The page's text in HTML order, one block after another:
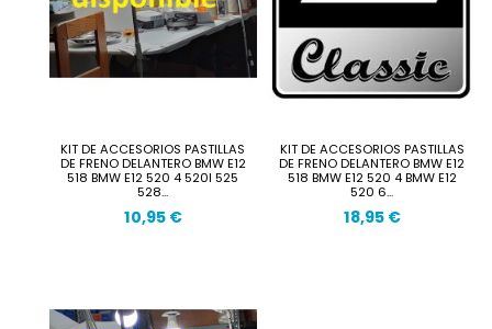
KIT DE ACCESORIOS PASTILLAS
DE FRENO DELANTERO BMW E12
518 BMW E12 520 4 520I 525
528...
10,95 €
KIT DE ACCESORIOS PASTILLAS
DE FRENO DELANTERO BMW E12
518 BMW E12 520 4 BMW E12
520 6...
18,95 €